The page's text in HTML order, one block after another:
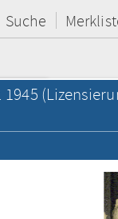
Suche
1945